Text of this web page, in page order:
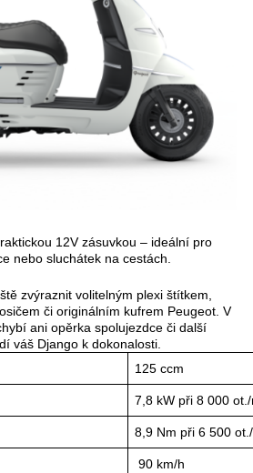
12V zásuvkou – ideální pro
nebo sluchátek na cestách.
zvýraznit volitelným plexi štítkem,
či originálním kufrem Peugeot. V
ani opěrka spolujezdce či další
váš Django k dokonalosti.
125 ccm
7,8 kW při 8 000
8,9 Nm při 6 500
90 km/h